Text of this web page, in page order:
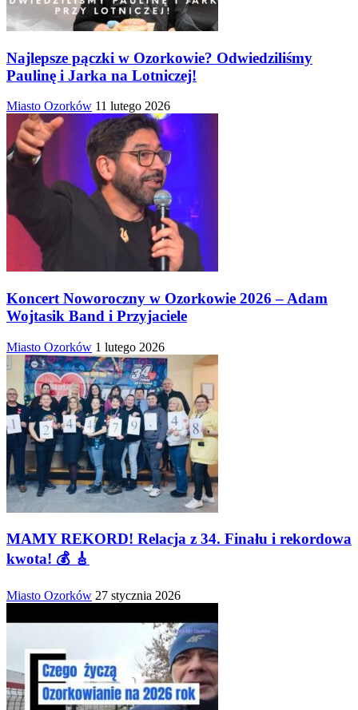
Najlepsze pączki w Ozorkowie? Odwiedziliśmy
Paulinę i Jarka na Lotniczej!
Miasto Ozorków 11 lutego 2026
Koncert Noworoczny w Ozorkowie 2026 – Adam
Wojtasik Band i Przyjaciele
Miasto Ozorków 1 lutego 2026
MAMY REKORD! Relacja z 34. Finału i rekordowa
kwota! 💰 🎸
Miasto Ozorków 27 stycznia 2026